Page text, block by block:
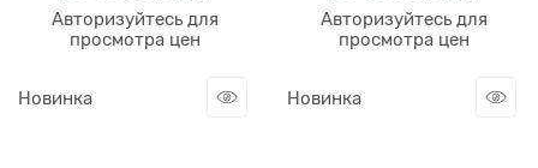
Авторизуйтесь для
просмотра цен
Авторизуйтесь для
просмотра цен
Новинка Новинка